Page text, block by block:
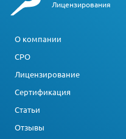
Лицензирования
О компании
СРО
Лицензирование
Сертификация
Статьи
Отзывы